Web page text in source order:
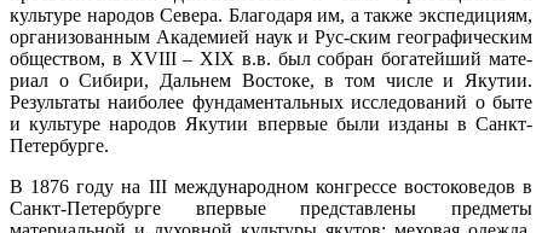
культуре народов Севера. Благодаря им, а также экспедициям,
организованным Академией наук и Рус-ским географическим
обществом, в XVIII – XIX в.в. был собран богатейший мате-
риал о Сибири, Дальнем Востоке, в том числе и Якутии.
Результаты наиболее фундаментальных исследований о быте
и культуре народов Якутии впервые были изданы в Санкт-
Петербурге.
В 1876 году на III международном конгрессе востоковедов в
Санкт-Петербурге впервые представлены предметы